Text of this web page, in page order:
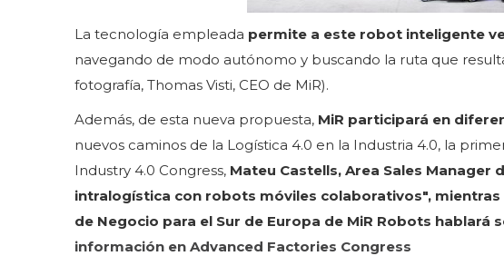
La tecnología empleada permite a este robot inteligente
navegando de modo autónomo y buscando la ruta que
fotografía, Thomas Visti, CEO de MiR).
Además, de esta nueva propuesta, MiR participará en
nuevos caminos de la Logística 4.0 en la Industria 4.0, la
Industry 4.0 Congress, Mateu Castells, Area Sales Manager
intralogística con robots móviles colaborativos",
de Negocio para el Sur de Europa de MiR Robots
información en Advanced Factories Congress